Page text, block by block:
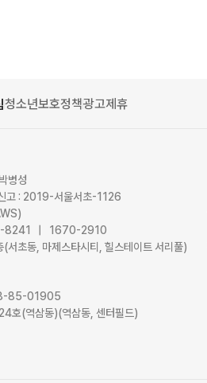
청소년보호정책광고제휴
병성
: 2019-서울서초-1126
8241 | 1670-2910
초동, 마제스타시티, 힐스테이트 서리풀)
85-01905
호(역삼동)(역삼동, 센터필드)